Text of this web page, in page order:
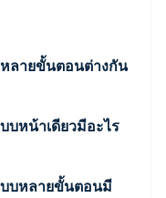
ลายขั้นตอนต่างกัน
บหน้าเดียวมีอะไร
เดียว
บบหลายขั้นตอนมี